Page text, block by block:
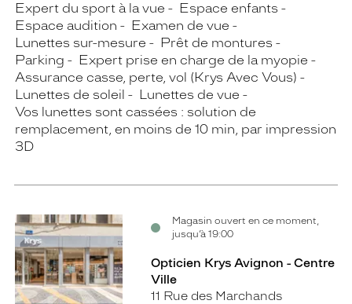
Expert du sport à la vue
Espace enfants
Espace audition
Examen de vue
Lunettes sur-mesure
Prêt de montures
Parking
Expert prise en charge de la myopie
Assurance casse, perte, vol (Krys Avec Vous)
Lunettes de soleil
Lunettes de vue
Vos lunettes sont cassées : solution de
remplacement, en moins de 10 min, par impression
3D
Magasin ouvert en ce moment,
jusqu’à 19:00
Opticien Krys Avignon - Centre
Ville
11 Rue des Marchands